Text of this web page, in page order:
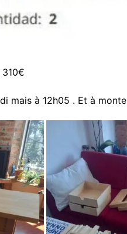
mais à 12h05 . Et à